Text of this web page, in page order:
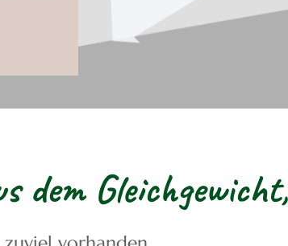
dem Gleichgewicht,